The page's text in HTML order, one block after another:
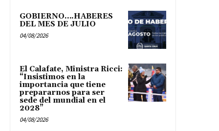
GOBIERNO….HABERES
DEL MES DE JULIO
04/08/2026
El Calafate, Ministra Ricci:
“Insistimos en la
importancia que tiene
prepararnos para ser
sede del mundial en el
2028”
04/08/2026